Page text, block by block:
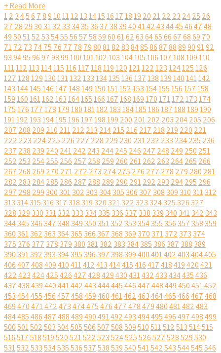
+ Read More
12 3456 78910111213141516171819 20 2122 23 2425 26
27 28 29 30 3132 33 3435 36 37 38 39404142434445464748
495051525354555657585960616263646566676869 70
7172 73 7475 76 77 78 7980818283848586878889909192
93949596979899100101102103104105106107108109110
111112113114115116117118119120121122123124125126
127128129130131132133134135136137138139140141142
143144145146147148149150151152153154155156157158
159160161162163164165166167168169170171172173174
175176177178179180181182183184185186187188189190
191192193194195196197198199 200 201202 203 204205 206
207 208 209 210 211212 213 214215 216 217 218 219 220 221
222 223 224225 226 227 228 229 230 231232 233 234235 236
237 238 239 240 241242 243 244245 246 247 248 249 250 251
252 253 254255 256 257 258 259 260 261262 263 264265 266
267 268 269 270 271272 273 274275 276 277 278 279 280 281
282 283 284285 286 287 288 289 290 291292 293 294295 296
297 298 299 300 301302 303 304305 306 307 308 309 310 311312
313 314315 316 317 318 319 320 321322 323 324325 326 327
328 329 330 331332 333 334335 336 337 338 339 340 341342 343
344345 346 347 348 349 350 351352 353 354355 356 357 358 359
360 361362 363 364365 366 367 368 369 370 371372 373 374
375 376 377 378 379 380 381382 383 384385 386 387 388 389
390 391392 393 394395 396 397 398 399400401402403404405
406407408409410411412413414415416417418419420421
422423424425426427428429430431432433434435436
437438439440441442443444445446447448449450451452
453454455456457458459460461462463464465466467468
469470471472473474475476477478479480481482483
484485486487488489490491492493494495496497498499
500501502503504505506507508509510511512513514515
516517518519520521522523524525526527528529530
531532533534535536537538539540541542543544545546